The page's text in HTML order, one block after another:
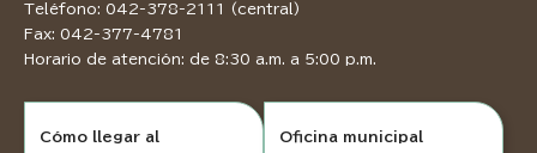
Teléfono: 042-378-2111 (central)
Fax: 042-377-4781
Horario de atención: de 8:30 a.m. a 5:00 p.m.
Cómo llegar al
Oficina municipal